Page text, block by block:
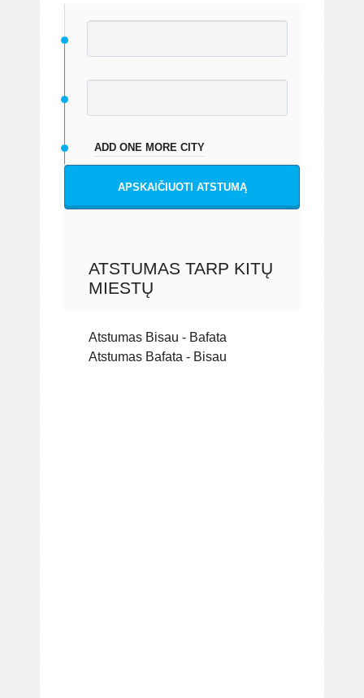
ADD ONE MORE CITY
APSKAIČIUOTI ATSTUMĄ
ATSTUMAS TARP KITŲ
MIESTŲ
Atstumas Bisau - Bafata
Atstumas Bafata - Bisau